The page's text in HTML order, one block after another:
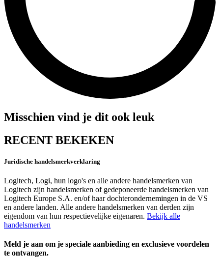
Misschien vind je dit ook leuk
RECENT BEKEKEN
Juridische handelsmerkverklaring
Logitech, Logi, hun logo's en alle andere handelsmerken van
Logitech zijn handelsmerken of gedeponeerde handelsmerken van
Logitech Europe S.A. en/of haar dochterondernemingen in de VS
en andere landen. Alle andere handelsmerken van derden zijn
eigendom van hun respectievelijke eigenaren. Bekijk alle
handelsmerken
Meld je aan om je speciale aanbieding en exclusieve voordelen
te ontvangen.